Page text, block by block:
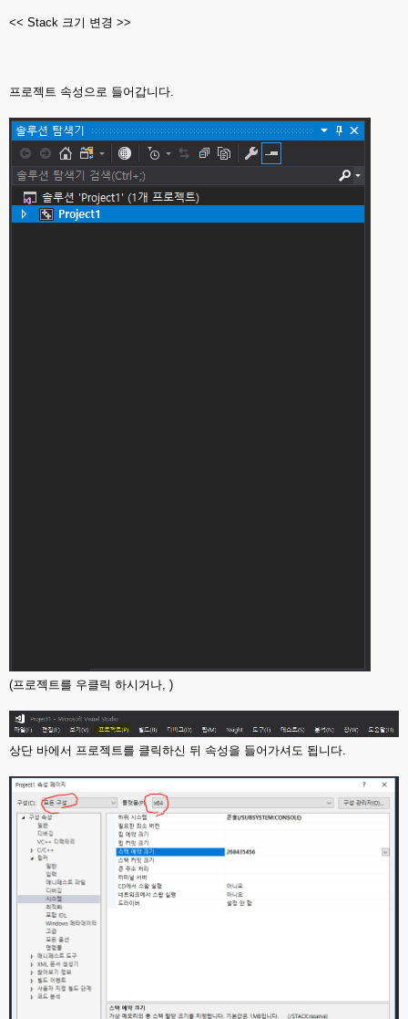
<< Stack 크기 변경 >>
프로젝트 속성으로 들어갑니다.
(프로젝트를 우클릭 하시거나, )
상단 바에서 프로젝트를 클릭하신 뒤 속성을 들어가셔도 됩니다.